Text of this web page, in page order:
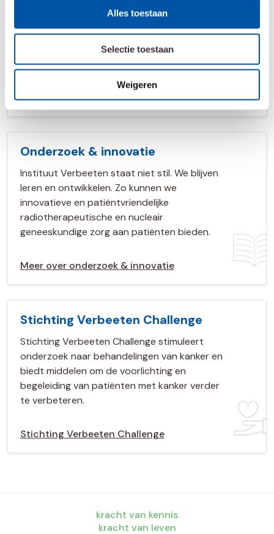
Alles toestaan
Selectie toestaan
Weigeren
Uw mening telt
Hebt u een compliment of een verbeterpunt
voor ons? Laat het ons weten. Uw mening telt!
Uw mening telt
Onderzoek & innovatie
Instituut Verbeeten staat niet stil. We blijven
leren en ontwikkelen. Zo kunnen we
innovatieve en patiëntvriendelijke
radiotherapeutische en nucleair
geneeskundige zorg aan patiënten bieden.
Meer over onderzoek & innovatie
Stichting Verbeeten Challenge
Stichting Verbeeten Challenge stimuleert
onderzoek naar behandelingen van kanker en
biedt middelen om de voorlichting en
begeleiding van patiënten met kanker verder
te verbeteren.
Stichting Verbeeten Challenge
kracht van kennis
kracht van leven